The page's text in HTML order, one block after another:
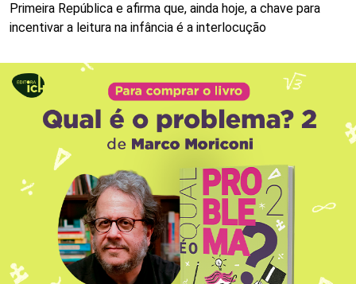
Primeira República e afirma que, ainda hoje, a chave para
incentivar a leitura na infância é a interlocução